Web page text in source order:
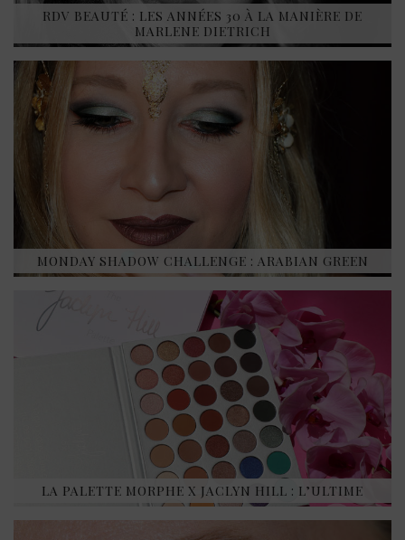
RDV BEAUTÉ : LES ANNÉES 30 À LA MANIÈRE DE
MARLENE DIETRICH
MONDAY SHADOW CHALLENGE : ARABIAN GREEN
LA PALETTE MORPHE X JACLYN HILL : L’ULTIME